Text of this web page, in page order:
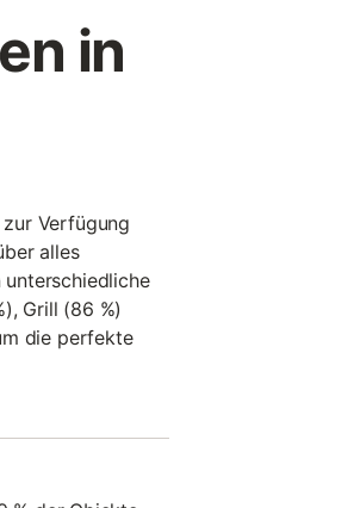
in
Verfügung
alles
unterschiedliche
Grill (86 %)
die perfekte